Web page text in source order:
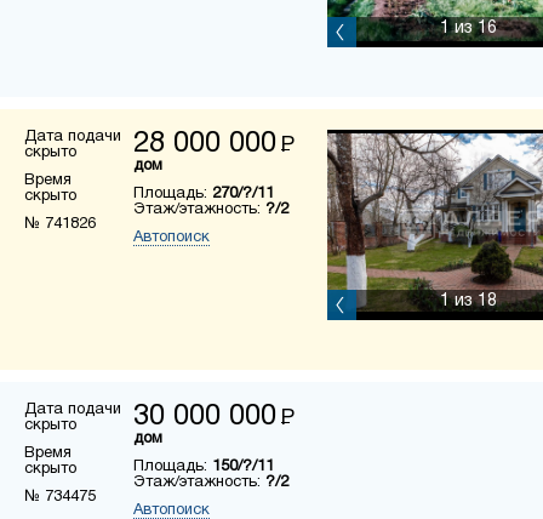
1из 16
Дата подачи
скрыто
Время
скрыто
№ 741826
28 000 000 Р
дом
Площадь: 270/?/11
Этаж/этажность: ?/2
Автопоиск
1из 18
Дата подачи
скрыто
Время
скрыто
№ 734475
30 000 000 Р
дом
Площадь: 150/?/11
Этаж/этажность: ?/2
Автопоиск